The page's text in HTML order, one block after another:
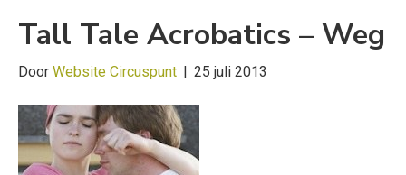
Tall Tale Acrobatics – Weg
Door Website Circuspunt | 25 juli 2013